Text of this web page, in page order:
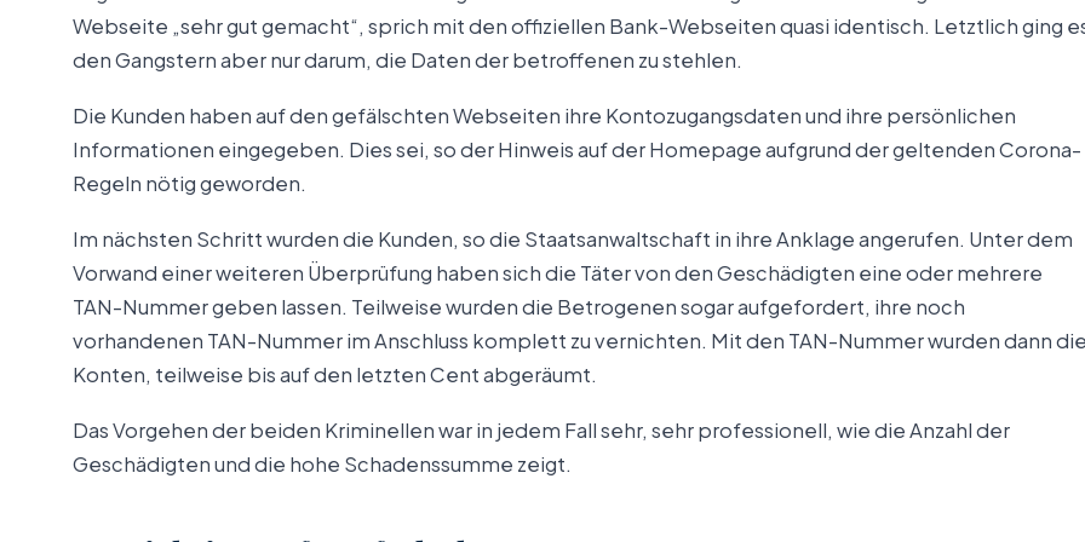
Webseite „sehr gut gemacht“, sprich mit den offiziellen Bank-Webseiten quasi identisch. Letztlich ging
den Gangstern aber nur darum, die Daten der betroffenen zu stehlen.
Die Kunden haben auf den gefälschten Webseiten ihre Kontozugangsdaten und ihre persönlichen
Informationen eingegeben. Dies sei, so der Hinweis auf der Homepage aufgrund der geltenden Corona-
Regeln nötig geworden.
Im nächsten Schritt wurden die Kunden, so die Staatsanwaltschaft in ihre Anklage angerufen. Unter dem
Vorwand einer weiteren Überprüfung haben sich die Täter von den Geschädigten eine oder mehrere
TAN-Nummer geben lassen. Teilweise wurden die Betrogenen sogar aufgefordert, ihre noch
vorhandenen TAN-Nummer im Anschluss komplett zu vernichten. Mit den TAN-Nummer wurden dann
Konten, teilweise bis auf den letzten Cent abgeräumt.
Das Vorgehen der beiden Kriminellen war in jedem Fall sehr, sehr professionell, wie die Anzahl der
Geschädigten und die hohe Schadenssumme zeigt.